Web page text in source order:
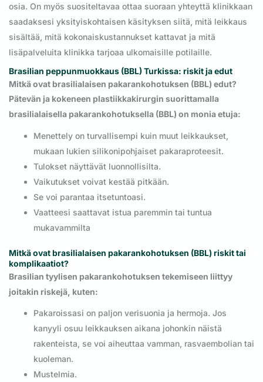
osia. On myös suositeltavaa ottaa suoraan yhteyttä klinikkaan
saadaksesi yksityiskohtaisen käsityksen siitä, mitä leikkaus
sisältää, mitä kokonaiskustannukset kattavat ja mitä
lisäpalveluita klinikka tarjoaa ulkomaisille potilaille.
Brasilian peppunmuokkaus (BBL) Turkissa: riskit ja edut
Mitkä ovat brasilialaisen pakarankohotuksen (BBL) edut?
Pätevän ja kokeneen plastiikkakirurgin suorittamalla
brasilialaisella pakarankohotuksella (BBL) on monia etuja:
Menettely on turvallisempi kuin muut leikkaukset,
mukaan lukien silikonipohjaiset pakaraproteesit.
Tulokset näyttävät luonnollisilta.
Vaikutukset voivat kestää pitkään.
Se voi parantaa itsetuntoasi.
Vaatteesi saattavat istua paremmin tai tuntua
mukavammilta
Mitkä ovat brasilialaisen pakarankohotuksen (BBL) riskit tai
komplikaatiot?
Brasilian tyylisen pakarankohotuksen tekemiseen liittyy
joitakin riskejä, kuten:
Pakaroissasi on paljon verisuonia ja hermoja. Jos
kanyyli osuu leikkauksen aikana johonkin näistä
rakenteista, se voi aiheuttaa vamman, rasvaembolian tai
kuoleman.
Mustelmia.